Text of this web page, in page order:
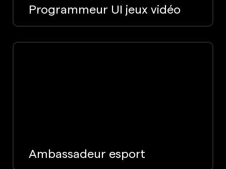
Programmeur UI jeux vidéo
Ambassadeur esport